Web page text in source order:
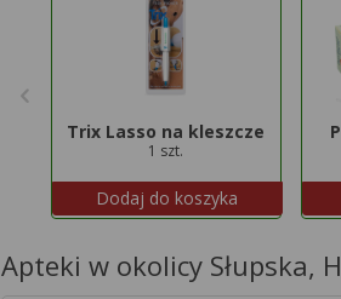
Trix Lasso na kleszcze
1 szt.
Dodaj do koszyka
Apteki w okolicy Słupska,